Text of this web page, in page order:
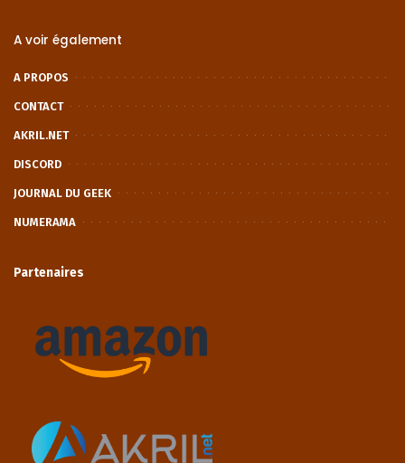
A voir également
A PROPOS
CONTACT
AKRIL.NET
DISCORD
JOURNAL DU GEEK
NUMERAMA
Partenaires